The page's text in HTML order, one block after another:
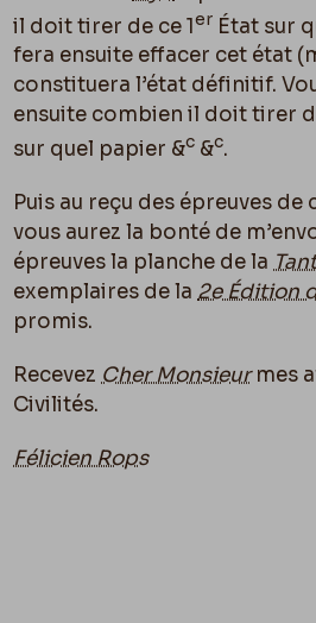
il doit tirer de ce 1er État sur
fera ensuite effacer cet état
constituera l’état définitif.
ensuite combien il doit tirer
sur quel papier &c &c.
Puis au reçu des épreuves
vous aurez la bonté de
épreuves la planche de la
exemplaires de la 2e Édition
promis.
Recevez Cher Monsieurmes
Civilités.
Félicien Rops